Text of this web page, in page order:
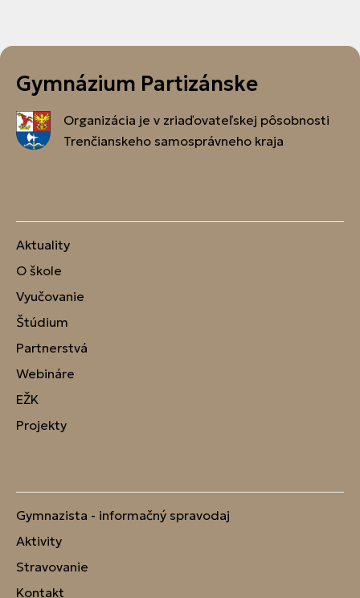
Gymnázium Partizánske
Organizácia je v zriaďovateľskej pôsobnosti
Trenčianskeho samosprávneho kraja
Aktuality
O škole
Vyučovanie
Štúdium
Partnerstvá
Webináre
EŽK
Projekty
Gymnazista - informačný spravodaj
Aktivity
Stravovanie
Kontakt